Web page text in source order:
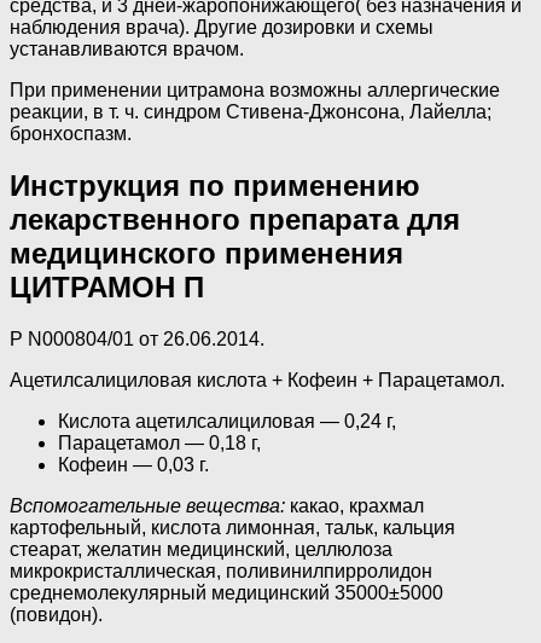
средства, и 3 дней-жаропонижающего( без назначения и
наблюдения врача). Другие дозировки и схемы
устанавливаются врачом.
При применении цитрамона возможны аллергические
реакции, в т. ч. синдром Стивена-Джонсона, Лайелла;
бронхоспазм.
Инструкция по применению
лекарственного препарата для
медицинского применения
ЦИТРАМОН П
P N000804/01 от 26.06.2014.
Ацетилсалициловая кислота + Кофеин + Парацетамол.
Кислота ацетилсалициловая — 0,24 г,
Парацетамол — 0,18 г,
Кофеин — 0,03 г.
Вспомогательные вещества: какао, крахмал
картофельный, кислота лимонная, тальк, кальция
стеарат, желатин медицинский, целлюлоза
микрокристаллическая, поливинилпирролидон
среднемолекулярный медицинский 35000±5000
(повидон).